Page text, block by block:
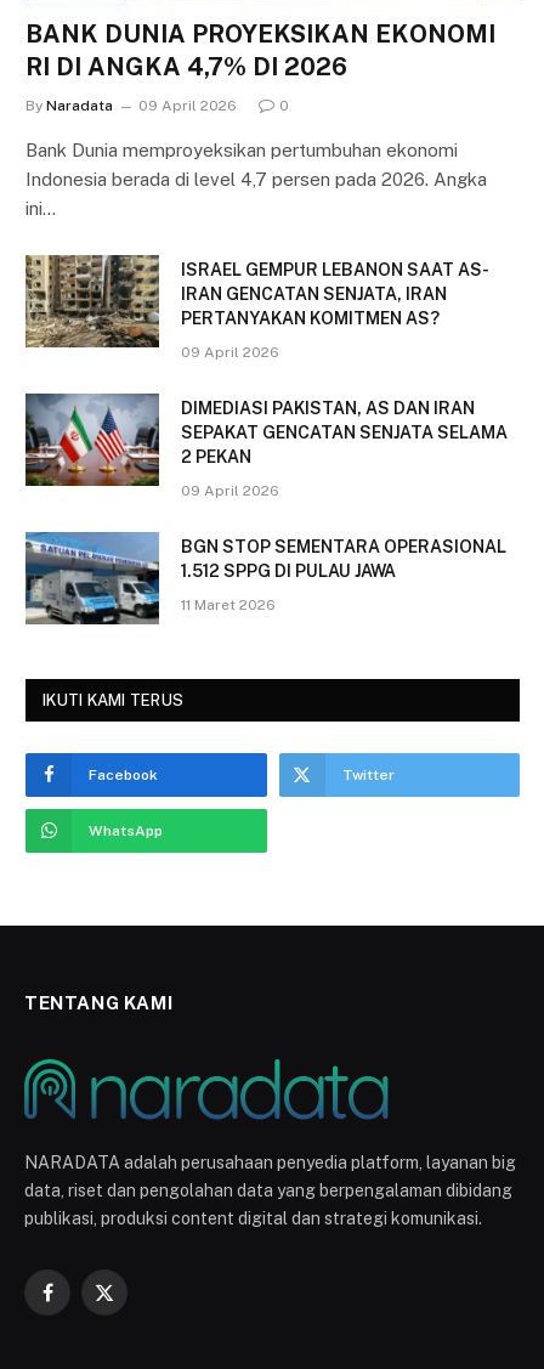
BANK DUNIA PROYEKSIKAN EKONOMI
RI DI ANGKA 4,7% DI 2026
By Naradata 09 April 2026 0
Bank Dunia memproyeksikan pertumbuhan ekonomi
Indonesia berada di level 4,7 persen pada 2026. Angka
ini…
ISRAEL GEMPUR LEBANON SAAT AS-
IRAN GENCATAN SENJATA, IRAN
PERTANYAKAN KOMITMEN AS?
09 April 2026
DIMEDIASI PAKISTAN, AS DAN IRAN
SEPAKAT GENCATAN SENJATA SELAMA
2 PEKAN
09 April 2026
BGN STOP SEMENTARA OPERASIONAL
1.512 SPPG DI PULAU JAWA
11 Maret 2026
IKUTI KAMI TERUS
Facebook Twitter
WhatsApp
TENTANG KAMI
NARADATA adalah perusahaan penyedia platform, layanan big
data, riset dan pengolahan data yang berpengalaman dibidang
publikasi, produksi content digital dan strategi komunikasi.
Facebook
X